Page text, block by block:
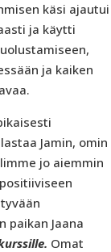
käsi ajautui
ja käytti
ja kaiken
Jamin, omin
jo aiemmin
paikan Jaana
Omat